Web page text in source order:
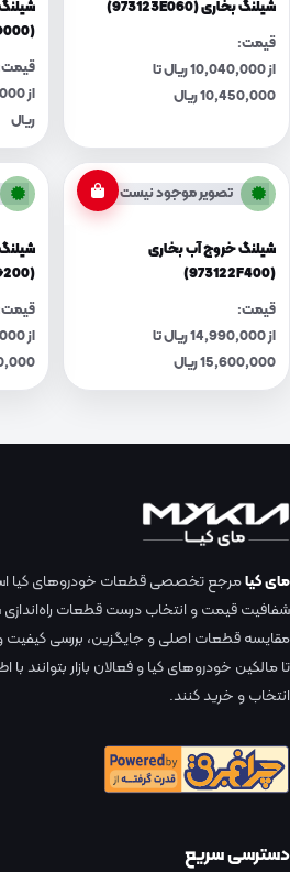
شیلنگ بخاری (973123E060)
قیمت:
از 10,040,000 ریال تا
10,450,000 ریال
(973121D000)
ریال
تصویر موجود نیست
شیلنگ خروج آب بخاری
(973122F400)
قیمت:
از 14,990,000 ریال تا
15,600,000 ریال
(973122G200)
مای کیامرجع تخصصی قطعات خودروهای کیا
شفافیت قیمت و انتخاب درست قطعات
مقایسه قطعات اصلی و جایگزین، بررسی کیفیت و
تا مالکین خودروهای کیا و فعالان بازار بتوانند
انتخاب و خرید کنند.
دسترسی سریع